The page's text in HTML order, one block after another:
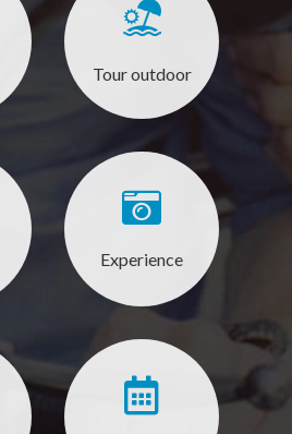
Tour outdoor
Experience